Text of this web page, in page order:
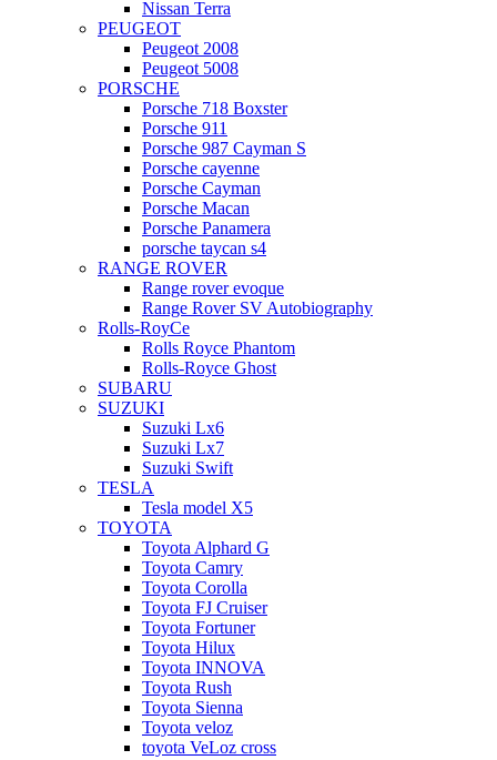
Nissan Terra
PEUGEOT
Peugeot 2008
Peugeot 5008
PORSCHE
Porsche 718 Boxster
Porsche 911
Porsche 987 Cayman S
Porsche cayenne
Porsche Cayman
Porsche Macan
Porsche Panamera
porsche taycan s4
RANGE ROVER
Range rover evoque
Range Rover SV Autobiography
Rolls-RoyCe
Rolls Royce Phantom
Rolls-Royce Ghost
SUBARU
SUZUKI
Suzuki Lx6
Suzuki Lx7
Suzuki Swift
TESLA
Tesla model X5
TOYOTA
Toyota Alphard G
Toyota Camry
Toyota Corolla
Toyota FJ Cruiser
Toyota Fortuner
Toyota Hilux
Toyota INNOVA
Toyota Rush
Toyota Sienna
Toyota veloz
toyota VeLoz cross